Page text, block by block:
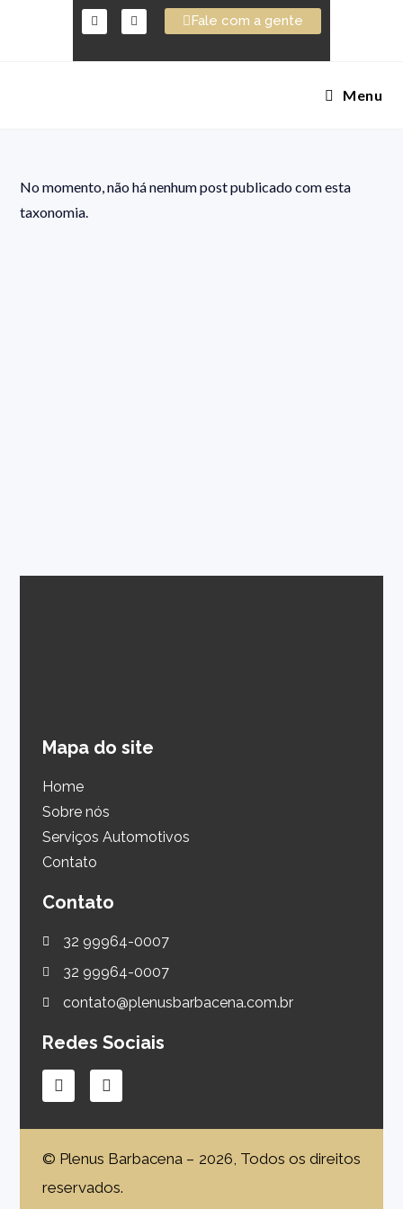
Fale com a gente
Menu
No momento, não há nenhum post publicado com esta
taxonomia.
Mapa do site
Home
Sobre nós
Serviços Automotivos
Contato
Contato
32 99964-0007
32 99964-0007
contato@plenusbarbacena.com.br
Redes Sociais
© Plenus Barbacena – 2026, Todos os direitos
reservados.